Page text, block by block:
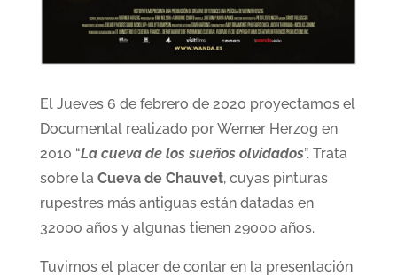
El Jueves 6 de febrero de 2020 proyectamos el
Documental realizado por Werner Herzog en
2010 “La cueva de los sueños olvidados”. Trata
sobre la Cueva de Chauvet, cuyas pinturas
rupestres más antiguas están datadas en
32000 años y algunas tienen 29000 años.
Tuvimos el placer de contar en la presentación